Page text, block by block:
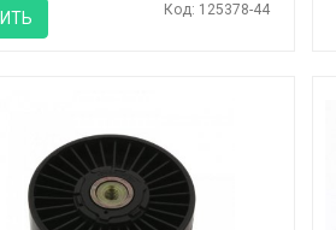
Код: 125378-44